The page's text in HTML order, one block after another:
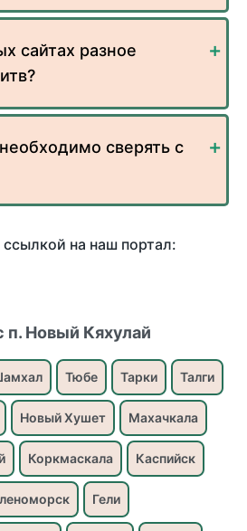
сайтах разное
сверять с
на наш портал:
п. Новый Кяхулай
Тюбе Тарки Талги
Новый Хушет Махачкала
Коркмаскала Каспийск
Гели